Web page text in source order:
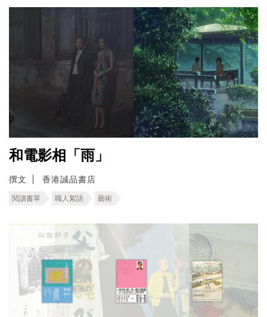
和電影相「雨」
撰文 香港誠品書店
閱讀書單 職人絮語 藝術